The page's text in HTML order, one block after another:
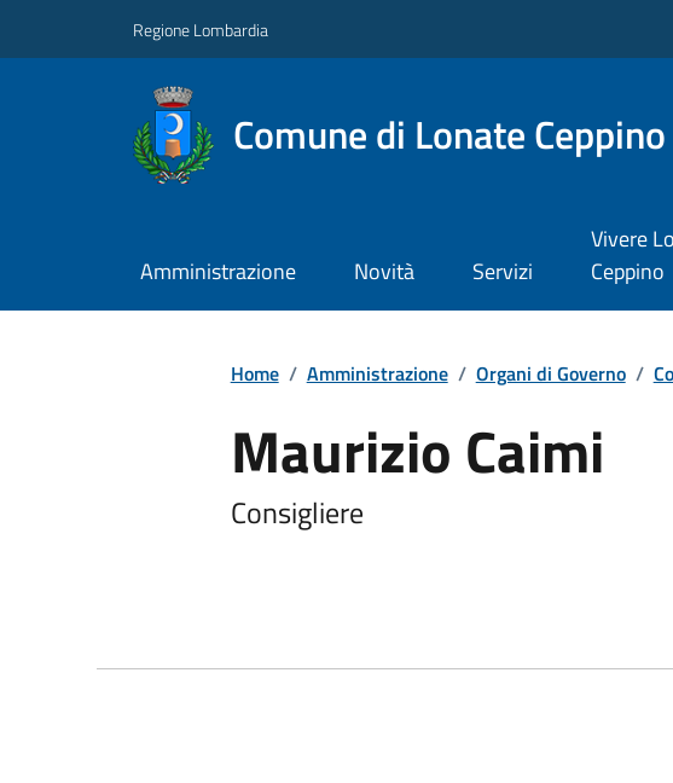
Regione Lombardia
Comune di Lonate Ceppino
Amministrazione Novità Servizi
Vivere
Ceppino
Home / Amministrazione / Organi di Governo /
Maurizio Caimi
Consigliere